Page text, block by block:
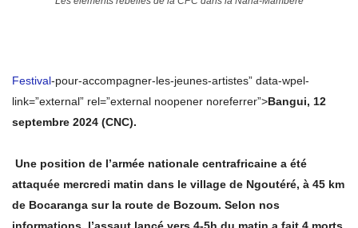
Festival-pour-accompagner-les-jeunes-artistes” data-wpel-
link=”external” rel=”external noopener noreferrer”>Bangui, 12
septembre 2024 (CNC).
Une position de l’armée nationale centrafricaine a été
attaquée mercredi matin dans le village de Ngoutéré, à 45 km
de Bocaranga sur la route de Bozoum. Selon nos